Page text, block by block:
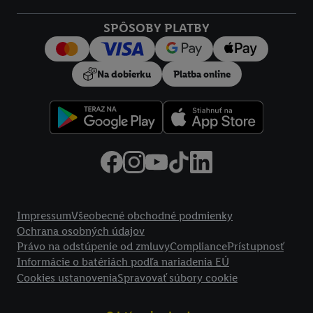
SPÔSOBY PLATBY
Na dobierku Platba online
ImpressumVšeobecné obchodné podmienky
Ochrana osobných údajov
Právo na odstúpenie od zmluvyCompliancePrístupnosť
Informácie o batériách podľa nariadenia EÚ
Cookies ustanoveniaSpravovať súbory cookie
Kliknutím na možnosť "Odmietnuť" môžete povoliť iba
používanie potrebných technológií. Kliknutím na "
vyjadríte súhlas so spracúvaním na všetky vyššie uvedené účely.
Ďalšie informácie vrátane informácií o dobe uchovávania
údajov a Vašom práve kedykoľvek odvolať súhlas s účinnosťou
do budúcnosti nájdete v našichzásadách ochrany osobných
Imprint nájdete tu.